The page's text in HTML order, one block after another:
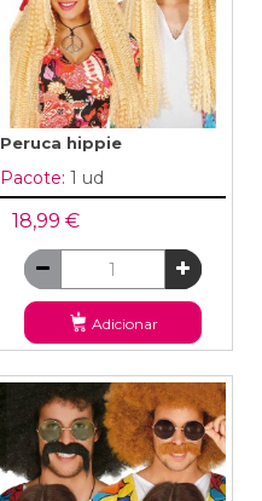
Peruca hippie
Pacote: 1 ud
18,99 €
Adicionar